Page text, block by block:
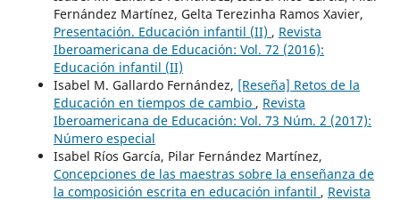
Fernández Martínez, Gelta Terezinha Ramos Xavier,
Presentación. Educación infantil (II) , Revista
Iberoamericana de Educación: Vol. 72 (2016):
Educación infantil (II)
Isabel M. Gallardo Fernández, [Reseña] Retos de la
Educación en tiempos de cambio , Revista
Iberoamericana de Educación: Vol. 73 Núm. 2 (2017):
Número especial
Isabel Ríos García, Pilar Fernández Martínez,
Concepciones de las maestras sobre la enseñanza de
la composición escrita en educación infantil , Revista